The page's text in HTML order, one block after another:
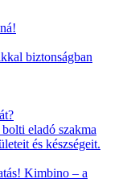
biztonságban
eladó szakma
és készségeit.
Kimbino – a